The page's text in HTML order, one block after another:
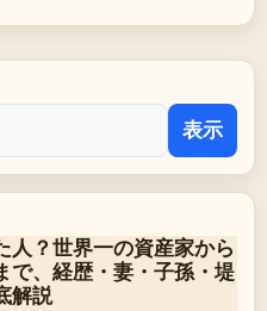
表示
人？世界一の資産家から
で、経歴・妻・子孫・堤
解説